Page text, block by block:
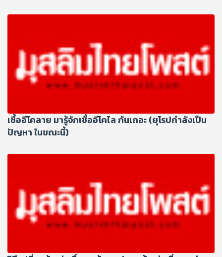
เชื้ออีโคลาย มารู้จักเชื้ออีโคไล กันเถอะ (ยุโรปกำลังเป็น
ปัญหา ในขณะนี้)